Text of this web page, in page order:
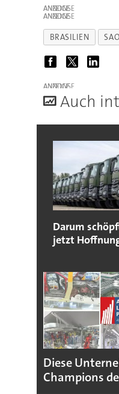
ANZEIGE
ANZEIGE
BRASILIEN
ANZEIGE
Auch
Darum
jetzt
Diese
Champions